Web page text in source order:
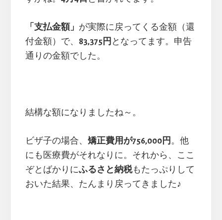
「支払金額」 が実際に戻ってくる金額（還
付金額）で、 83,375円 となってます。申告
通りの金額でした。
結構な額になりましたね～。
ビザ子の場合、 矯正費用が756,000円 。他
にも医療費がそれなりに。それから、ここ
ぞとばかりにふるさと納税もたっぷりして
おいた結果、たんまり戻ってきました♪